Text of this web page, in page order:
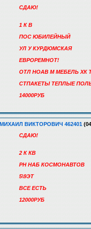
СДАЮ!
1 К В
ПОС ЮБИЛЕЙНЫЙ
УЛ У КУРДЮМСКАЯ
ЕВРОРЕМНОТ!
ОТЛ НОАВ М МЕБЕЛЬ ХК
СТПАКЕТЫ ТЕПЛЫЕ
14000РУБ
МИХАИЛ ВИКТОРОВИЧ 462401
СДАЮ!
2 К КВ
РН НАБ КОСМОНАВТОВ
5\9ЭТ
ВСЕ ЕСТЬ
12000РУБ